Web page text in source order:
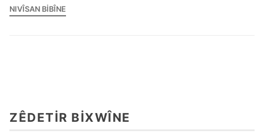
NIVÎSAN BIBÎNE
ZÊDETIR BIXWÎNE